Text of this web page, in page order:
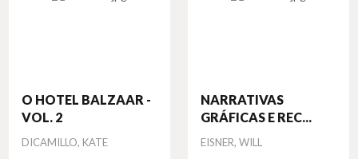
O HOTEL BALZAAR -
VOL. 2
Autor
DICAMILLO, KATE
NARRATIVAS
GRÁFICAS E REC...
Autor
EISNER, WILL